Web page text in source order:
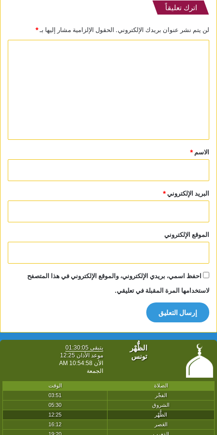
اترك تعليقاً
لن يتم نشر عنوان بريدك الإلكتروني. الحقول الإلزامية مشار إليها بـ*
*
الاسم *
البريد الإلكتروني*
الموقع الإلكتروني
احفظ اسمي، بريدي الإلكتروني، والموقع الإلكتروني في هذا المتصفح
لاستخدامها المرة المقبلة في تعليقي.